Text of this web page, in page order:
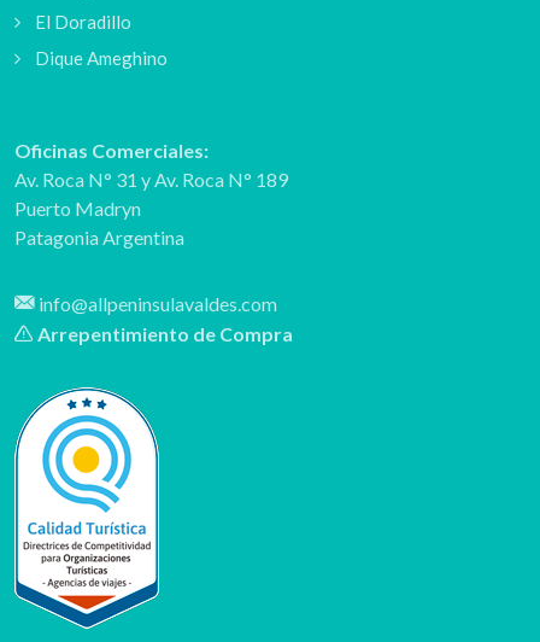
El Doradillo
Dique Ameghino
Oficinas Comerciales:
Av. Roca N° 31 yAv. Roca N° 189
Puerto Madryn
Patagonia Argentina
info@allpeninsulavaldes.com
Arrepentimiento de Compra